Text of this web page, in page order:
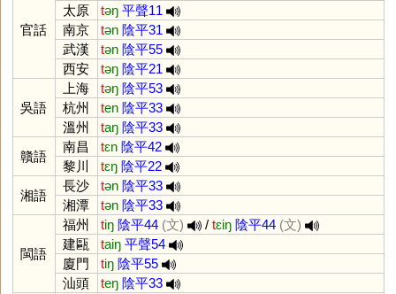
官話
太原
təŋ 平聲11
南京
tən 陰平31
武漢
tən 陰平55
西安
təŋ 陰平21
吳語
上海 təŋ 陰平53
杭州
ten 陰平33
溫州
taŋ 陰平33
贛語
南昌 tɛn 陰平42
黎川
tɛŋ 陰平22
湘語
長沙 tən 陰平33
湘潭
tən 陰平33
閩語
福州 tiŋ 陰平44 (文) / tɛiŋ 陰平44 (文)
建甌
taiŋ 平聲54
廈門
tiŋ 陰平55
汕頭
teŋ 陰平33